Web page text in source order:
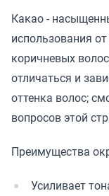
Какао -
использования
коричневых
отличаться и
оттенка волос;
вопросов этой
Преимущества
Усиливает